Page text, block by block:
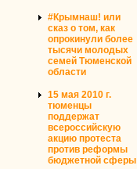
#Крымнаш! или
сказ о том, как
опрокинули более
тысячи молодых
семей Тюменской
области
15 мая 2010 г.
тюменцы
поддержат
всероссийскую
акцию протеста
против реформы
бюджетной сферы